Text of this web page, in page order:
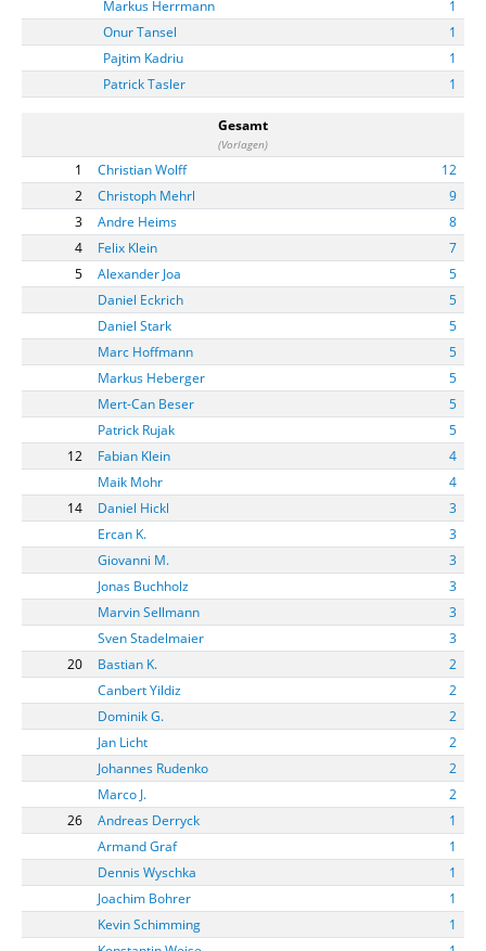
Markus Herrmann
1
Onur Tansel
1
Pajtim Kadriu
1
Patrick Tasler
1
Gesamt
(Vorlagen)
1 Christian Wolff
12
2
Christoph Mehrl
9
3
Andre Heims
8
4
Felix Klein
7
5
Alexander Joa
5
Daniel Eckrich
5
Daniel Stark
5
Marc Hoffmann
5
Markus Heberger
5
Mert-Can Beser
5
Patrick Rujak
5
12
Fabian Klein
4
Maik Mohr
4
14
Daniel Hickl
3
Ercan K.
3
Giovanni M.
3
Jonas Buchholz
3
Marvin Sellmann
3
Sven Stadelmaier
3
20
Bastian K.
2
Canbert Yildiz
2
Dominik G.
2
Jan Licht
2
Johannes Rudenko
2
Marco J.
2
26
Andreas Derryck
1
Armand Graf
1
Dennis Wyschka
1
Joachim Bohrer
1
Kevin Schimming
1